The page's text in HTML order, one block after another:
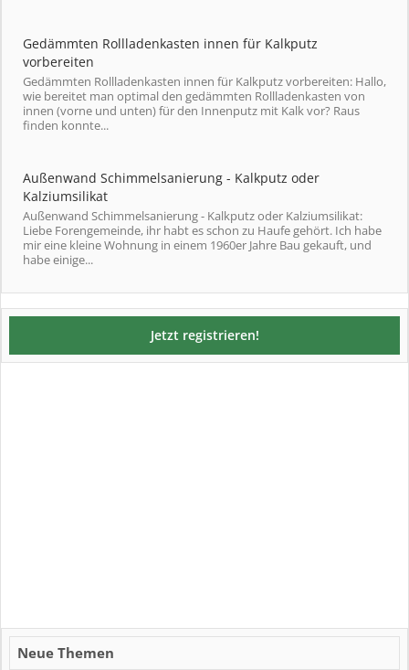
Gedämmten Rollladenkasten innen für Kalkputz
vorbereiten
Gedämmten Rollladenkasten innen für Kalkputz vorbereiten: Hallo,
wie bereitet man optimal den gedämmten Rollladenkasten von
innen (vorne und unten) für den Innenputz mit Kalk vor? Raus
finden konnte...
Außenwand Schimmelsanierung - Kalkputz oder
Kalziumsilikat
Außenwand Schimmelsanierung - Kalkputz oder Kalziumsilikat:
Liebe Forengemeinde, ihr habt es schon zu Haufe gehört. Ich habe
mir eine kleine Wohnung in einem 1960er Jahre Bau gekauft, und
habe einige...
Jetzt registrieren!
Neue Themen